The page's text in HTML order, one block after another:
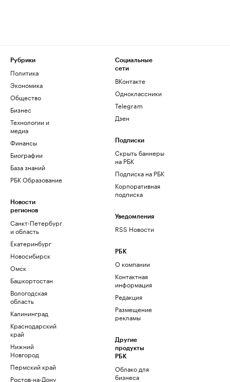
Рубрики
Политика
Экономика
Общество
Бизнес
Технологии и
медиа
Финансы
Биографии
База знаний
РБК Образование
Новости
регионов
Санкт-Петербург
и область
Екатеринбург
Новосибирск
Омск
Башкортостан
Вологодская
область
Калининград
Краснодарский
край
Нижний
Новгород
Пермский край
Ростов-на-Дону
Социальные
сети
ВКонтакте
Одноклассники
Telegram
Дзен
Подписки
Скрыть баннеры
на РБК
Подписка на РБК
Корпоративная
подписка
Уведомления
RSS Новости
РБК
О компании
Контактная
информация
Редакция
Размещение
рекламы
Другие
продукты
РБК
Облако для
бизнеса